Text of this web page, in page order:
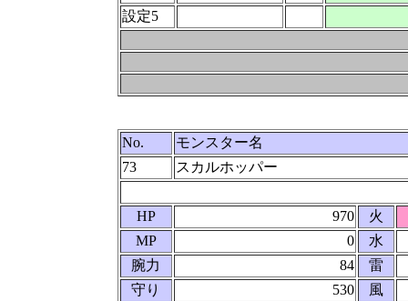
設定5
No.
モンスター名
73
スカルホッパー
HP 970 火
MP
0
水
腕力
84
雷
守り
530
風